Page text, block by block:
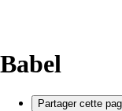
Babel
Partager cette